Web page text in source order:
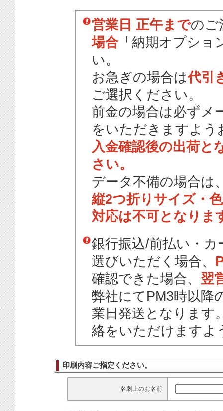
営業日 正午までのご
場合 「納期オプショ
い。
お急ぎの場合は代引
ご選択ください。
前金の場合は必ずメ
をいただきますよう
入金確認後の出荷と
さい。
データ不備の場合は
縦2つ折りサイズ・
対応は不可となりま
銀行振込/前払い・
選びいただく場合、
確認できた場合、 翌
弊社にてPM3時以降
業日発送となります
絡をいただけますよ
印刷内容ご指定ください。
名刺上のお名前